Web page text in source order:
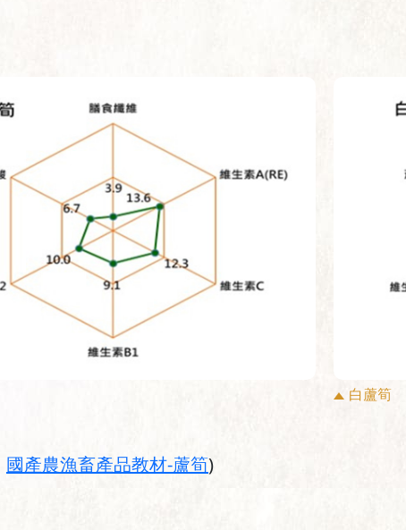
白蘆筍
國產農漁畜產品教材-蘆筍)